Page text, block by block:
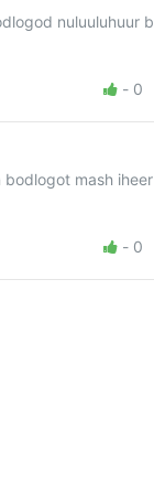
nuluuluhuur
- 0
mash
- 0